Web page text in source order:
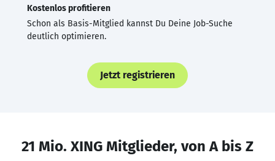
Kostenlos profitieren
Schon als Basis-Mitglied kannst Du Deine Job-Suche
deutlich optimieren.
Jetzt registrieren
21 Mio. XING Mitglieder, von A bis Z